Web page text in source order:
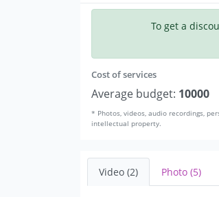
To get a
Cost of services
Average budget: 10000
* Photos, videos, audio recordings,
intellectual property.
Video (2) Photo (5)